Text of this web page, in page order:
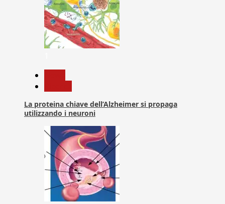
La proteina chiave dell’Alzheimer si propaga
utilizzando i neuroni